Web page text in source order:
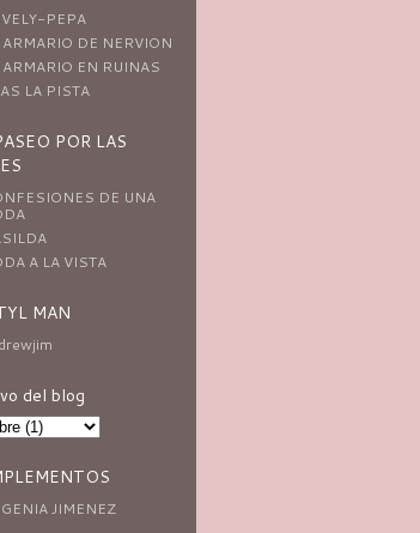
PEPA
ARMARIO DE NERVION
ARMARIO EN RUINAS
LA PISTA
POR LAS
DE UNA
A LA VISTA
MAN
del blog
JIMENEZ